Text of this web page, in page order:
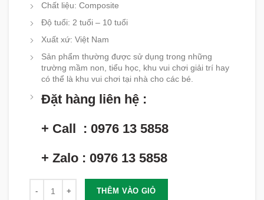
Chất liệu: Composite
Độ tuổi: 2 tuổi – 10 tuổi
Xuất xứ: Việt Nam
Sản phẩm thường được sử dụng trong những
trường mầm non, tiểu học, khu vui chơi giải trí hay
có thể là khu vui chơi tại nhà cho các bé.
Đặt hàng liên hệ :
+ Call : 0976 13 5858
+ Zalo : 0976 13 5858
THÊM VÀO GIỎ